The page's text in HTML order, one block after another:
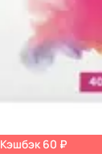
Кэшбэк 60 ₽